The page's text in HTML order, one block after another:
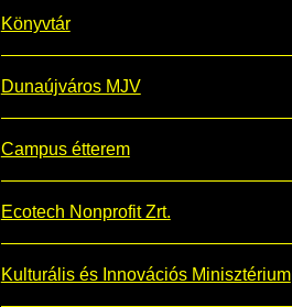
Könyvtár
Dunaújváros MJV
Campus étterem
Ecotech Nonprofit Zrt.
Kulturális és Innovációs Minisztérium